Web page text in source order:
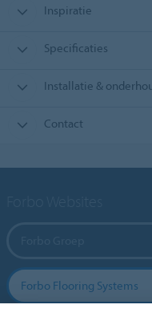
Inspiratie
Specificaties
Installatie &
Contact
Forbo Flooring Systems